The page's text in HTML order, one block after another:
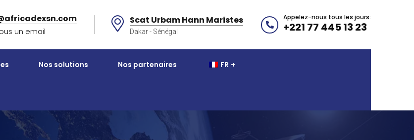
un email
Scat Urbam Hann Maristes
Dakar - Sénégal
Appelez-nous tous les jours:
+221 77 445 13 23
Nos solutions Nos partenaires FR